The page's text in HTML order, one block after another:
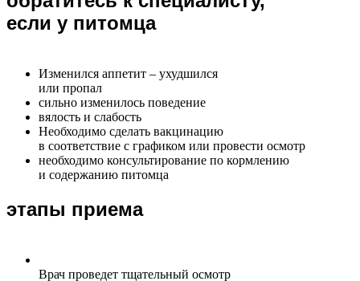
если у питомца
Изменился аппетит – ухудшился
или пропал
сильно изменилось поведение
вялость и слабость
Необходимо сделать вакцинацию
в соответствие с графиком или провести осмотр
необходимо консультирование по кормлению
и содержанию питомца
этапы приема
Врач проведет тщательный осмотр